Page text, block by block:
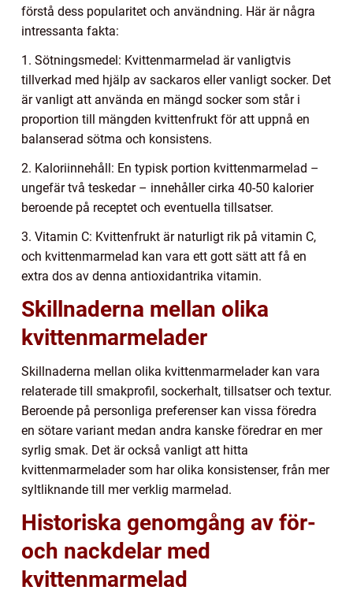
förstå dess popularitet och användning. Här är några
intressanta fakta:
1. Sötningsmedel: Kvittenmarmelad är vanligtvis
tillverkad med hjälp av sackaros eller vanligt socker. Det
är vanligt att använda en mängd socker som står i
proportion till mängden kvittenfrukt för att uppnå en
balanserad sötma och konsistens.
2. Kaloriinnehåll: En typisk portion kvittenmarmelad –
ungefär två teskedar – innehåller cirka 40-50 kalorier
beroende på receptet och eventuella tillsatser.
3. Vitamin C: Kvittenfrukt är naturligt rik på vitamin C,
och kvittenmarmelad kan vara ett gott sätt att få en
extra dos av denna antioxidantrika vitamin.
Skillnaderna mellan olika
kvittenmarmelader
Skillnaderna mellan olika kvittenmarmelader kan vara
relaterade till smakprofil, sockerhalt, tillsatser och textur.
Beroende på personliga preferenser kan vissa föredra
en sötare variant medan andra kanske föredrar en mer
syrlig smak. Det är också vanligt att hitta
kvittenmarmelader som har olika konsistenser, från mer
syltliknande till mer verklig marmelad.
Historiska genomgång av för-
och nackdelar med
kvittenmarmelad